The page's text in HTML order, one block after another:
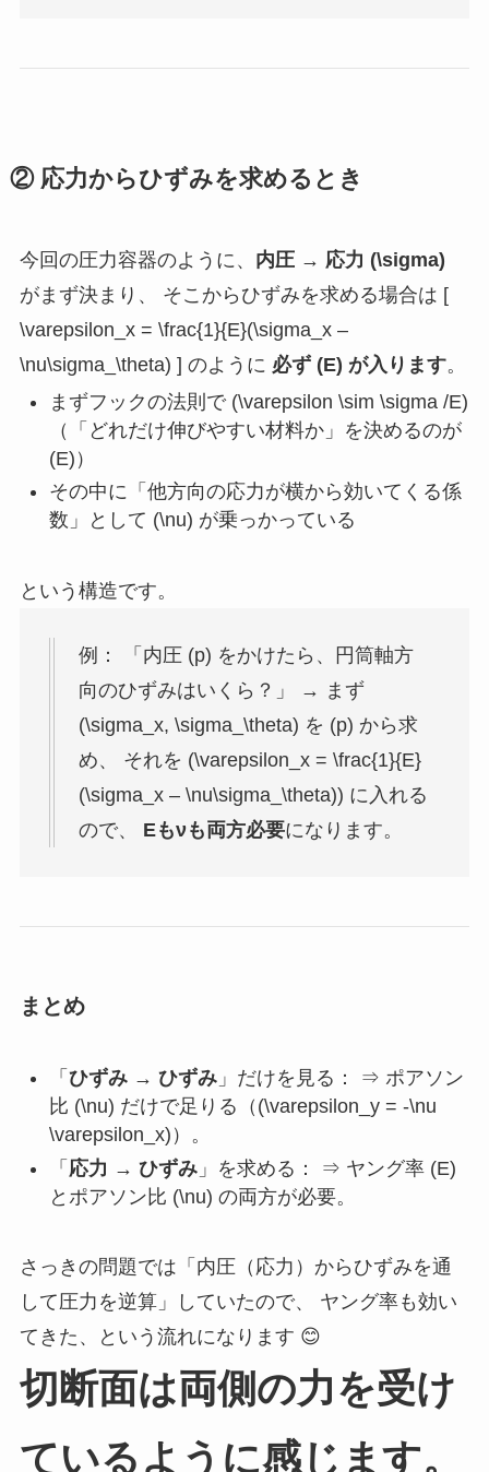
② 応力からひずみを求めるとき
今回の圧力容器のように、 内圧 → 応力 (\sigma)
がまず決まり、 そこからひずみを求める場合は [
\varepsilon_x = \frac{1}{E}(\sigma_x –
\nu\sigma_\theta) ] のように 必ず (E) が入ります。
まずフックの法則で (\varepsilon \sim \sigma /E)
（「どれだけ伸びやすい材料か」を決めるのが
(E)）
その中に「他方向の応力が横から効いてくる係
数」として (\nu) が乗っかっている
という構造です。
例： 「内圧 (p) をかけたら、円筒軸方
向のひずみはいくら？」 → まず
(\sigma_x, \sigma_\theta) を (p) から求
め、 それを (\varepsilon_x = \frac{1}{E}
(\sigma_x – \nu\sigma_\theta)) に入れる
ので、 Eもνも両方必要になります。
まとめ
「 ひずみ → ひずみ」だけを見る： ⇒ ポアソン
比 (\nu) だけで足りる（(\varepsilon_y = -\nu
\varepsilon_x)）。
「 応力 → ひずみ」を求める： ⇒ ヤング率 (E)
とポアソン比 (\nu) の両方が必要。
さっきの問題では「内圧（応力）からひずみを通
して圧力を逆算」していたので、 ヤング率も効い
てきた、という流れになります 😊
切断面は両側の力を受け
ているように感じます。